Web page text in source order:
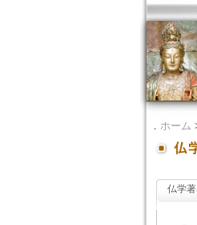
． ホーム
仏学